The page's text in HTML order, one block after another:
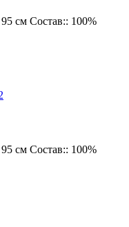
95 см Состав:: 100%
95 см Состав:: 100%